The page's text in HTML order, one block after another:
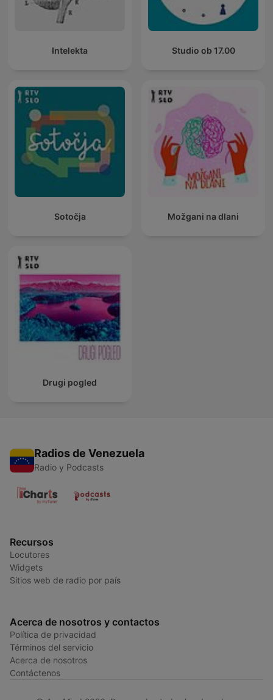
Intelekta Studio ob 17.00
Sotočja Možgani na dlani
Drugi pogled
Radios de Venezuela
Radio y Podcasts
Recursos
Locutores
Widgets
Sitios web de radio por país
Acerca de nosotros y contactos
Política de privacidad
Términos del servicio
Acerca de nosotros
Contáctenos